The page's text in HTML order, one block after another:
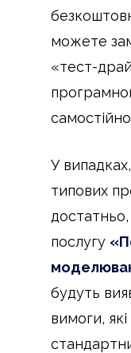
можете
«тест-
У
типових
послугу
будуть
вимоги,